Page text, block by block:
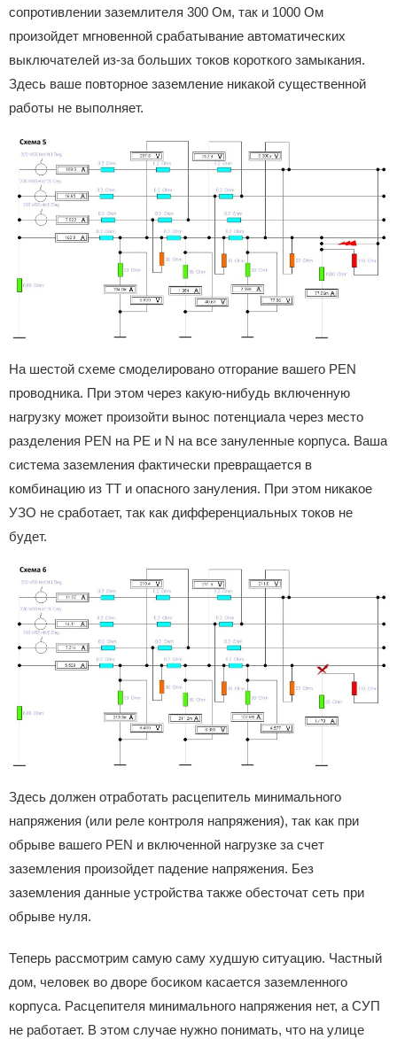
сопротивлении заземлителя 300 Ом, так и 1000 Ом
произойдет мгновенной срабатывание автоматических
выключателей из-за больших токов короткого замыкания.
Здесь ваше повторное заземление никакой существенной
работы не выполняет.
На шестой схеме смоделировано отгорание вашего PEN
проводника. При этом через какую-нибудь включенную
нагрузку может произойти вынос потенциала через место
разделения PEN на PE и N на все зануленные корпуса. Ваша
система заземления фактически превращается в
комбинацию из TT и опасного зануления. При этом никакое
УЗО не сработает, так как дифференциальных токов не
будет.
Здесь должен отработать расцепитель минимального
напряжения (или реле контроля напряжения), так как при
обрыве вашего PEN и включенной нагрузке за счет
заземления произойдет падение напряжения. Без
заземления данные устройства также обесточат сеть при
обрыве нуля.
Теперь рассмотрим самую саму худшую ситуацию. Частный
дом, человек во дворе босиком касается заземленного
корпуса. Расцепителя минимального напряжения нет, а СУП
не работает. В этом случае нужно понимать, что на улице